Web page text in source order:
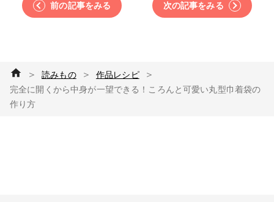
前の記事をみる 次の記事をみる
＞ 読みもの ＞ 作品レシピ ＞
完全に開くから中身が一望できる！ころんと可愛い丸型巾着袋の
作り方